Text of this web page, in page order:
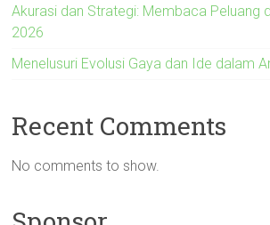
Akurasi dan Strategi: Membaca Peluang
2026
Menelusuri Evolusi Gaya dan Ide dalam
Recent Comments
No comments to show.